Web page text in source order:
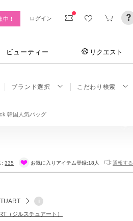
中！ ログイン
ビューティー リクエスト
ブランド選択 こだわり検索
韓国人気バッグ
:335 お気に入りアイテム登録:18人 通報する
i
（ジルスチュアート）